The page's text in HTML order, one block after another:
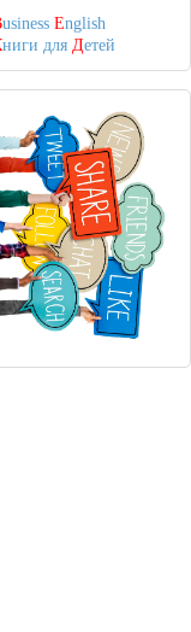
usiness English
ниги для Детей